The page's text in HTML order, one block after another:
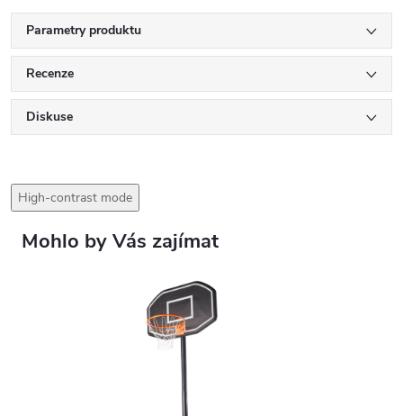
Parametry produktu
Recenze
Diskuse
High-contrast mode